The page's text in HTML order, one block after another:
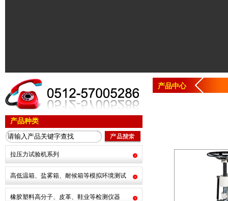
产品种类
拉压力试验机系列
高低温箱、盐雾箱、耐候箱等模拟环境测试
橡胶塑料高分子、皮革、鞋业等检测仪器
产品中心